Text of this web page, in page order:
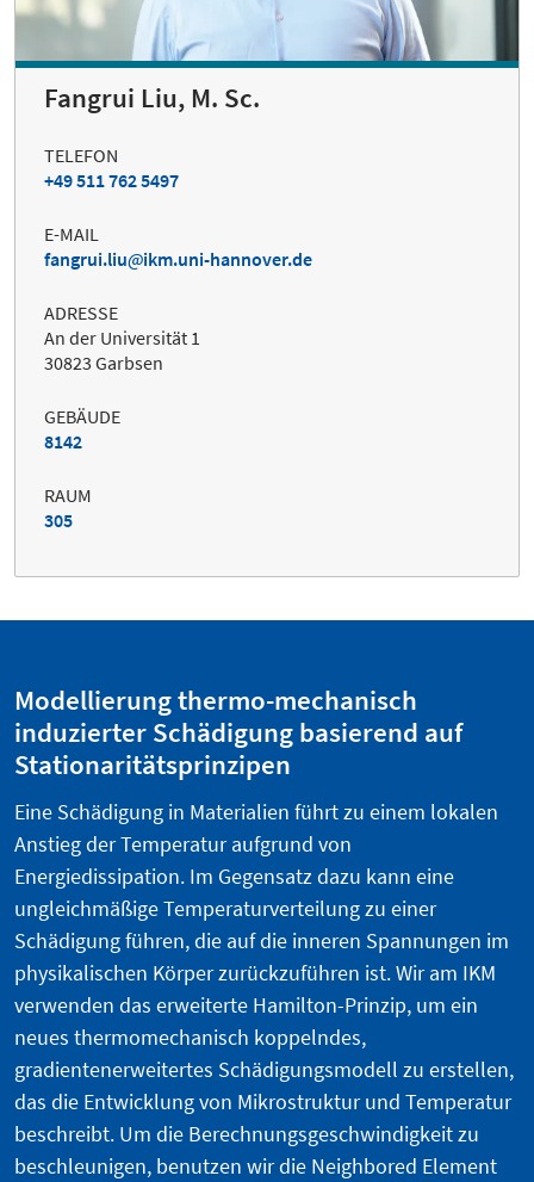
Fangrui Liu, M. Sc.
TELEFON
+49 511 762 5497
E-MAIL
fangrui.liu
ikm.uni-hannover.de
ADRESSE
An der Universität 1
30823 Garbsen
GEBÄUDE
8142
RAUM
305
Modellierung thermo-mechanisch
induzierter Schädigung basierend auf
Stationaritätsprinzipen
Eine Schädigung in Materialien führt zu einem lokalen
Anstieg der Temperatur aufgrund von
Energiedissipation. Im Gegensatz dazu kann eine
ungleichmäßige Temperaturverteilung zu einer
Schädigung führen, die auf die inneren Spannungen im
physikalischen Körper zurückzuführen ist. Wir am IKM
verwenden das erweiterte Hamilton-Prinzip, um ein
neues thermomechanisch koppelndes,
gradientenerweitertes Schädigungsmodell zu erstellen,
das die Entwicklung von Mikrostruktur und Temperatur
beschreibt. Um die Berechnungsgeschwindigkeit zu
beschleunigen, benutzen wir die Neighbored Element